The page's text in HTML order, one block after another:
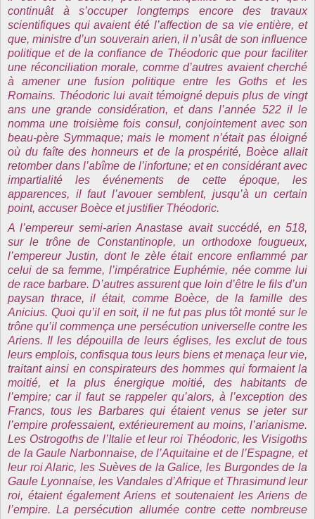
continuât à s’occuper longtemps encore des travaux
scientifiques qui avaient été l’affection de sa vie entière, et
que, ministre d’un souverain arien, il n’usât de son influence
politique et de la confiance de Théodoric que pour faciliter
une réconciliation morale, comme d’autres avaient cherché
à amener une fusion politique entre les Goths et les
Romains. Théodoric lui avait témoigné depuis plus de vingt
ans une grande considération, et dans l’année 522 il le
nomma une troisième fois consul, conjointement avec son
beau-père Symmaque; mais le moment n’était pas éloigné
où du faîte des honneurs et de la prospérité, Boèce allait
retomber dans l’abîme de l’infortune; et en considérant avec
impartialité les événements de cette époque, les
apparences, il faut l’avouer semblent, jusqu’à un certain
point, accuser Boèce et justifier Théodoric.
A l’empereur semi-arien Anastase avait succédé, en 518,
sur le trône de Constantinople, un orthodoxe fougueux,
l’empereur Justin, dont le zèle était encore enflammé par
celui de sa femme, l’impératrice Euphémie, née comme lui
de race barbare. D’autres assurent que loin d’être le fils d’un
paysan thrace, il était, comme Boèce, de la famille des
Anicius. Quoi qu’il en soit, il ne fut pas plus tôt monté sur le
trône qu’il commença une persécution universelle contre les
Ariens. Il les dépouilla de leurs églises, les exclut de tous
leurs emplois, confisqua tous leurs biens et menaça leur vie,
traitant ainsi en conspirateurs des hommes qui formaient la
moitié, et la plus énergique moitié, des habitants de
l’empire; car il faut se rappeler qu’alors, à l’exception des
Francs, tous les Barbares qui étaient venus se jeter sur
l’empire professaient, extérieurement au moins, l’arianisme.
Les Ostrogoths de l’Italie et leur roi Théodoric, les Visigoths
de la Gaule Narbonnaise, de l’Aquitaine et de l’Espagne, et
leur roi Alaric, les Suèves de la Galice, les Burgondes dela
Gaule Lyonnaise, les Vandales d’Afrique et Thrasimund leur
roi, étaient également Ariens et soutenaient les Ariens de
l’empire. La persécution allumée contre cette nombreuse